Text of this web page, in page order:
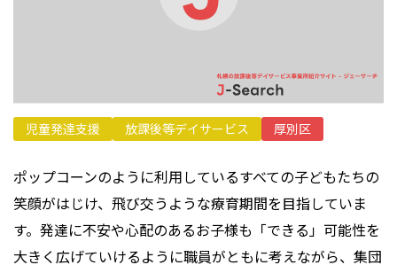
児童発達支援 放課後等デイサービス 厚別区
ポップコーンのように利用しているすべての子どもたちの
笑顔がはじけ、飛び交うような療育期間を目指していま
す。発達に不安や心配のあるお子様も「できる」可能性を
大きく広げていけるように職員がともに考えながら、集団